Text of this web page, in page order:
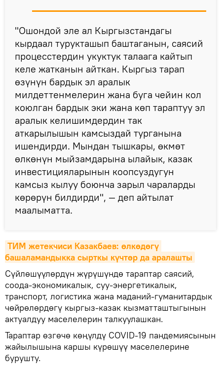
"Ошондой эле ал Кыргызстандагы
кырдаал турукташып баштаганын, саясий
процесстердин укуктук талаага кайтып
келе жатканын айткан. Кыргыз тарап
өзүнүн бардык эл аралык
милдеттенмелерин жана буга чейин кол
коюлган бардык эки жана көп тараптуу эл
аралык келишимдердин так
аткарылышын камсыздай турганына
ишендирди. Мындан тышкары, өкмөт
өлкөнүн мыйзамдарына ылайык, казак
инвестицияларынын коопсуздугун
камсыз кылуу боюнча зарыл чараларды
көрөрүн билдирди", — деп айтылат
маалыматта.
ТИМ жетекчиси Казакбаев: өлкөдөгү
башаламандыкка сырткы күчтөр да аралашты
Сүйлөшүүлөрдүн жүрүшүндө тараптар саясий,
соода-экономикалык, суу-энергетикалык,
транспорт, логистика жана маданий-гуманитардык
чөйрөлөрдөгү кыргыз-казак кызматташтыгынын
актуалдуу маселелерин талкуулашкан.
Тараптар өзгөчө көңүлдү COVID-19 пандемиясынын
жайылышына каршы күрөшүү маселелерине
бурушту.